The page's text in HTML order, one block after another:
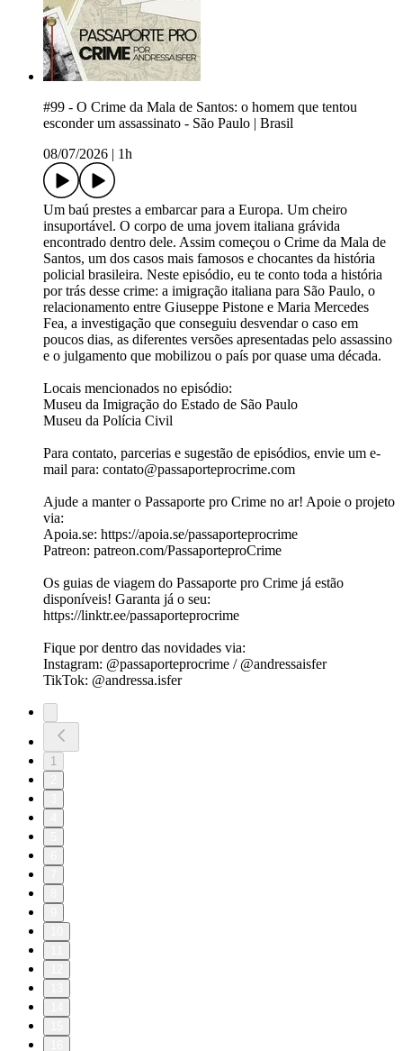
#99 - O Crime da Mala de Santos: o homem que tentou
esconder um assassinato - São Paulo | Brasil
08/07/2026
1h
Um baú prestes a embarcar para a Europa. Um cheiro
insuportável. O corpo de uma jovem italiana grávida
encontrado dentro dele. Assim começou o Crime da Mala de
Santos, um dos casos mais famosos e chocantes da história
policial brasileira. Neste episódio, eu te conto toda a história
por trás desse crime: a imigração italiana para São Paulo, o
relacionamento entre Giuseppe Pistone e Maria Mercedes
Fea, a investigação que conseguiu desvendar o caso em
poucos dias, as diferentes versões apresentadas pelo assassino
e o julgamento que mobilizou o país por quase uma década.
Locais mencionados no episódio:
Museu da Imigração do Estado de São Paulo
Museu da Polícia Civil
Para contato, parcerias e sugestão de episódios, envie um e-
mail para: ⁠contato@passaporteprocrime.com
Ajude a manter o Passaporte pro Crime no ar! Apoie o projeto
via:
Apoia.se⁠: ⁠https://apoia.se/passaporteprocrime⁠
Patreon: ⁠patreon.com/PassaporteproCrime⁠
Os guias de viagem do Passaporte pro Crime já estão
disponíveis! Garanta já o seu:
https://linktr.ee/passaporteprocrime
Fique por dentro das novidades via:
Instagram: @passaporteprocrime / @andressaisfer
TikTok: @andressa.isfer
1